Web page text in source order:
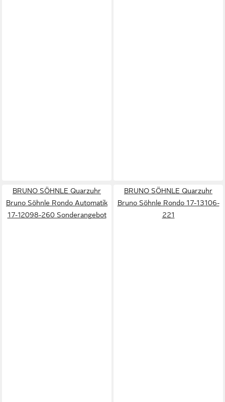
BRUNO SÖHNLE Quarzuhr
Bruno Söhnle Rondo Automatik
17-12098-260 Sonderangebot
BRUNO SÖHNLE Quarzuhr
Bruno Söhnle Rondo 17-13106-
221